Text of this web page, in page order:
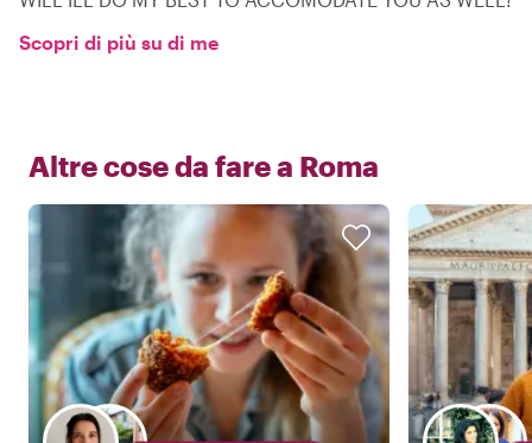
Scopri di più su di me
Altre cose da fare a Roma